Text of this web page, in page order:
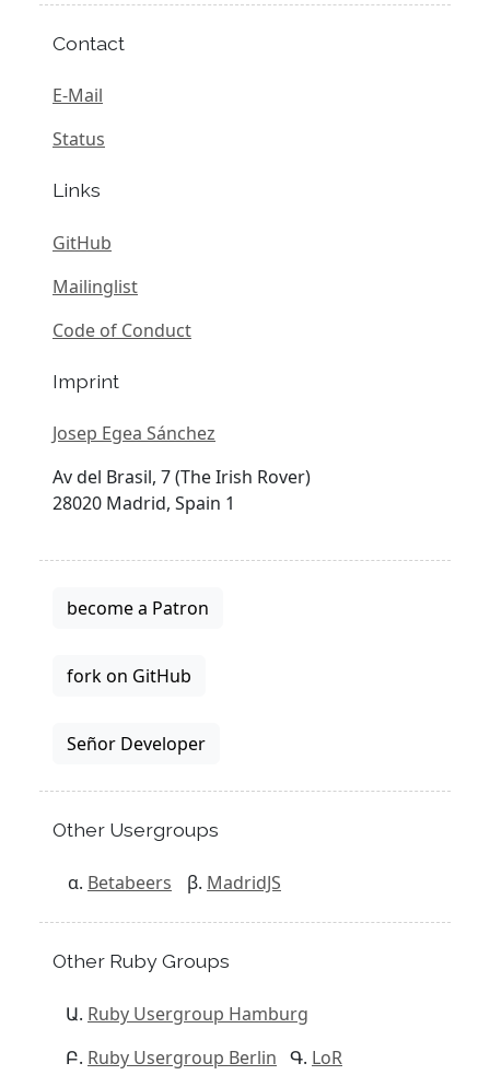
Contact
E-Mail
Status
Links
GitHub
Mailinglist
Code of Conduct
Imprint
Josep Egea Sánchez
Av del Brasil, 7 (The Irish Rover)
28020 Madrid, Spain 1
become a Patron
fork on GitHub
Señor Developer
Other Usergroups
Betabeers MadridJS
Other Ruby Groups
Ruby Usergroup Hamburg
Ruby Usergroup Berlin
LoR